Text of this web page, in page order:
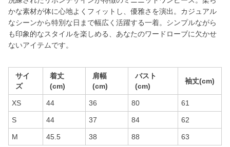
かな素材が体に心地よくフィットし、優雅さを演出。カジュアル
なシーンから特別な日まで幅広く活躍する一着。シンプルながら
も印象的なスタイルを楽しめる、あなたのワードローブに欠かせ
ないアイテムです。
サイ
ズ
着丈
(cm)
肩幅
(cm)
バスト
(cm)
袖丈(cm)
XS 44 36 80 61
S 44 37 84 62
M 45.5 38 88 63